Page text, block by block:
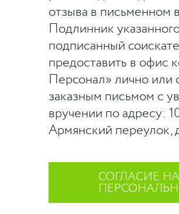
отзыва в письменном
Подлинник
подписанный
предоставить в офис
Персонал» лично или
заказным письмом с
вручении по адресу:
Армянский переулок,
СОГЛАСИЕ